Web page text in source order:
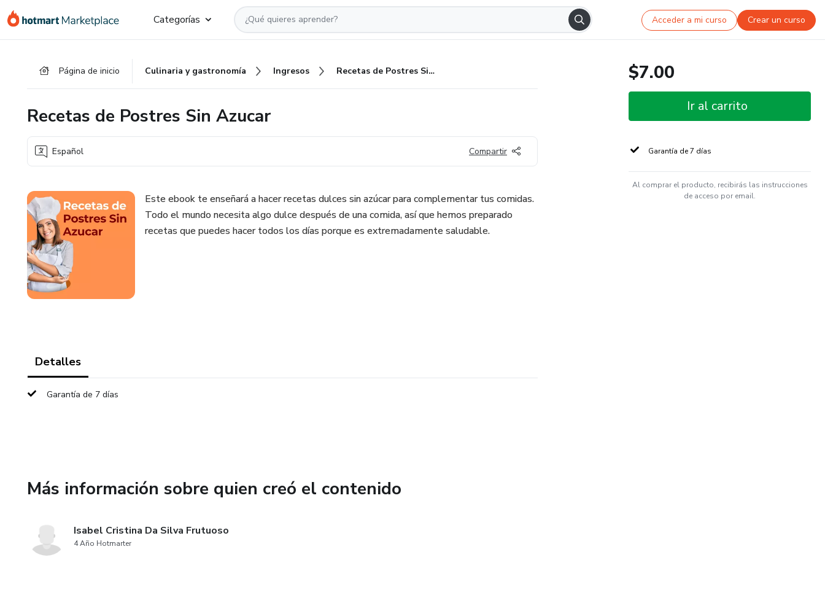
Categorías Acceder a mi curso Crear un curso
Página de inicio Culinaria y gastronomía Ingresos Recetas de Postres Sin Azucar
Recetas de Postres Sin Azucar
Español Compartir
Este ebook te enseñará a hacer recetas dulces sin azúcar para complementar tus comidas.
Todo el mundo necesita algo dulce después de una comida, así que hemos preparado
recetas que puedes hacer todos los días porque es extremadamente saludable.
Detalles
Garantía de 7 días
Más información sobre quien creó el contenido
Isabel Cristina Da Silva Frutuoso
4 Año Hotmarter
$7.00
Ir al carrito
Garantía de 7 días
Al comprar el producto, recibirás las instrucciones
de acceso por email.